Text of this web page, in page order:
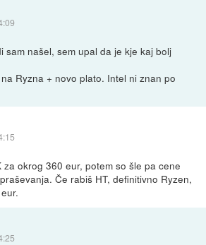
sam našel, sem upal da je kje kaj bolj
Ryzna + novo plato. Intel ni znan po
okrog 360 eur, potem so šle pa cene
Če rabiš HT, definitivno Ryzen,